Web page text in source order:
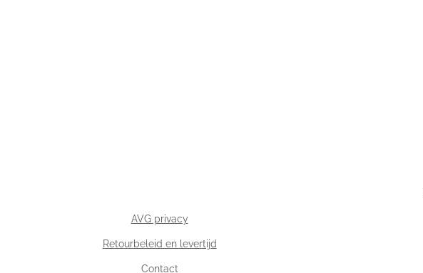
AVG privacy
Retourbeleid en levertijd
Contact